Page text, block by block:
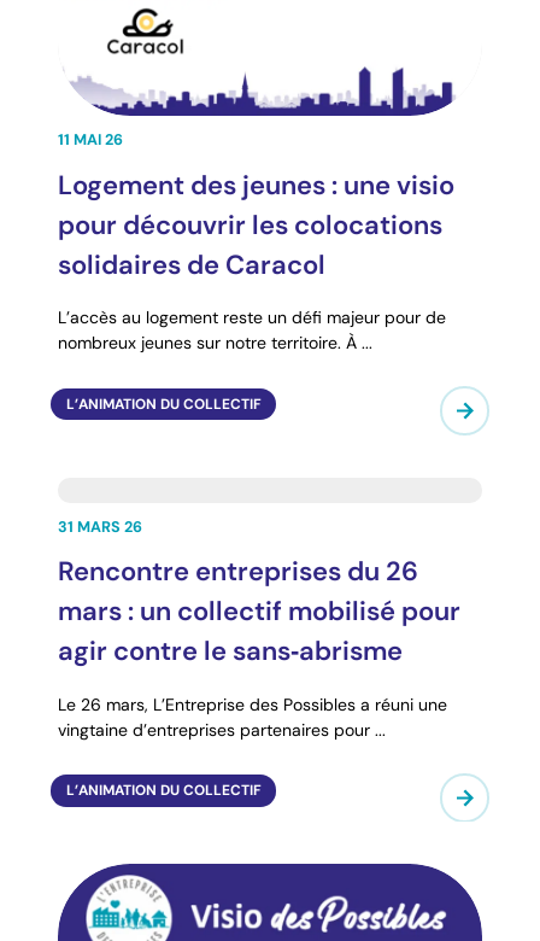
11 MAI 26
Logement des jeunes : une visio
pour découvrir les colocations
solidaires de Caracol
L’accès au logement reste un défi majeur pour de
nombreux jeunes sur notre territoire. À ...
L’ANIMATION DU COLLECTIF
31 MARS 26
Rencontre entreprises du 26
mars : un collectif mobilisé pour
agir contre le sans‑abrisme
Le 26 mars, L’Entreprise des Possibles a réuni une
vingtaine d’entreprises partenaires pour ...
L’ANIMATION DU COLLECTIF